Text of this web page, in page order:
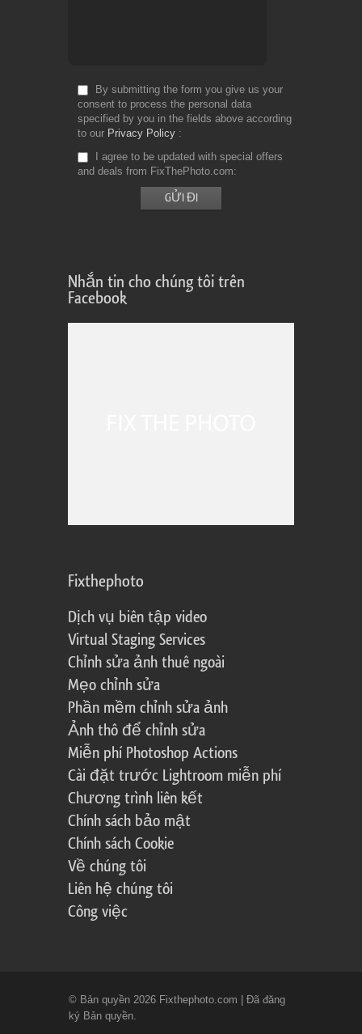
By submitting the form you give us your
consent to process the personal data
specified by you in the fields above according
to our Privacy Policy
I agree to be updated with special offers
and deals from FixThePhoto.com
Nhắn tin cho chúng tôi trên
Facebook
Fixthephoto
Dịch vụ biên tập video
Virtual Staging Services
Chỉnh sửa ảnh thuê ngoài
Mẹo chỉnh sửa
Phần mềm chỉnh sửa ảnh
Ảnh thô để chỉnh sửa
Miễn phí Photoshop Actions
Cài đặt trước Lightroom miễn phí
Chương trình liên kết
Chính sách bảo mật
Chính sách Cookie
Về chúng tôi
Liên hệ chúng tôi
Công việc
© Bản quyền 2026 Fixthephoto.com | Đã đăng
ký Bản quyền.